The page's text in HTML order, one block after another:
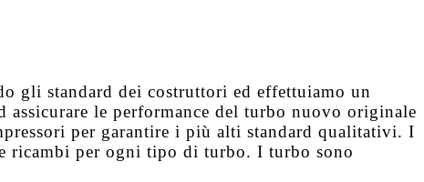
gli standard dei costruttori ed effettuiamo un
le performance del turbo nuovo originale
per garantire i più alti standard qualitativi. I
ricambi per ogni tipo di turbo. I turbo sono